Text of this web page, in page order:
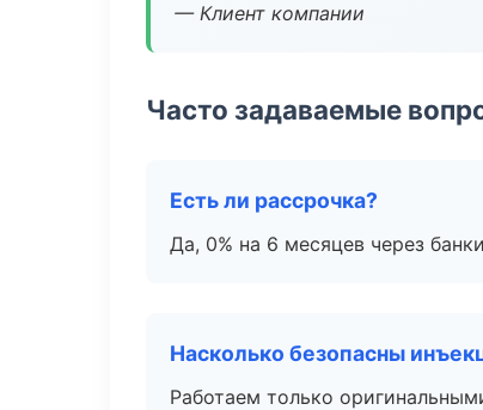
— Клиент компании
Часто задаваемые
Есть ли рассрочка?
Да, 0% на 6 месяцев через
Насколько безопасны
Работаем только